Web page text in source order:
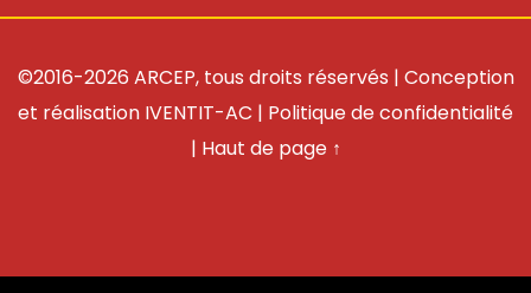
©2016-2026 ARCEP, tous droits réservés | Conception
et réalisation IVENTIT-AC | Politique de confidentialité
| Haut de page ↑